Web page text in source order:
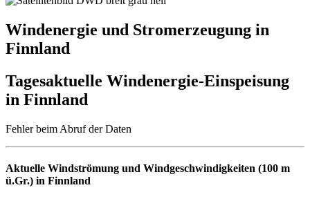
Windenergie und Stromerzeugung in
Finnland
Tagesaktuelle Windenergie-Einspeisung
in Finnland
Fehler beim Abruf der Daten
Aktuelle Windströmung und Windgeschwindigkeiten (100 m
ü.Gr.) in Finnland